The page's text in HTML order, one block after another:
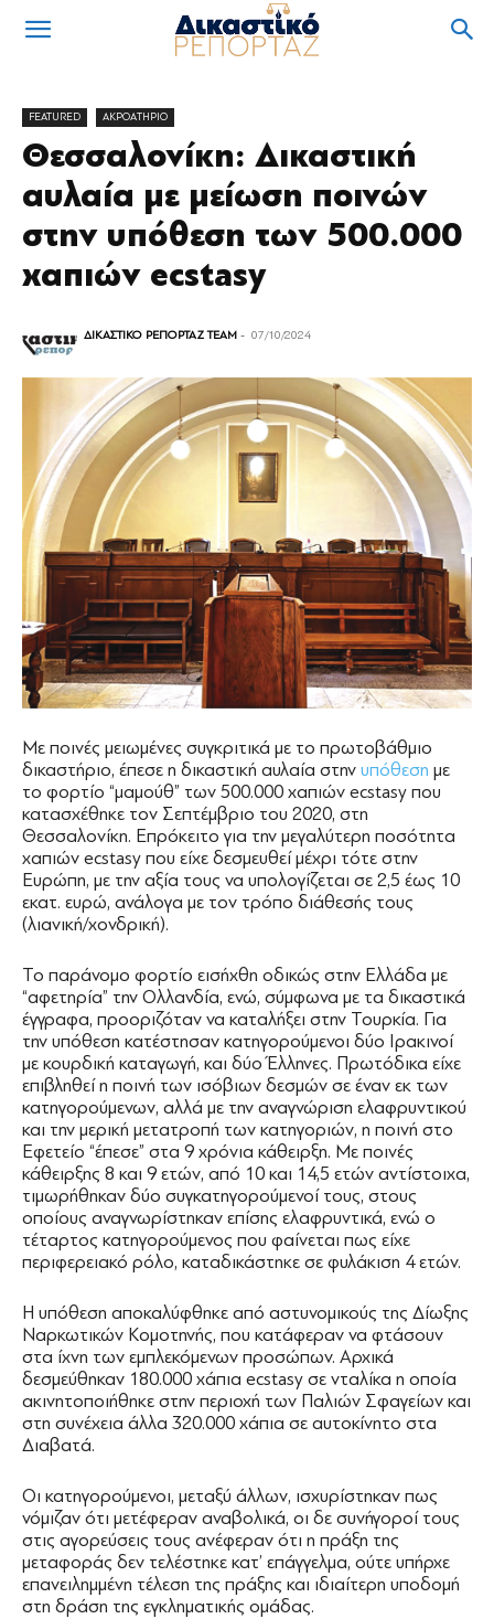
FEATURED ΑΚΡΟΑΤΗΡΙΟ
Θεσσαλονίκη: Δικαστική
αυλαία με μείωση ποινών
στην υπόθεση των 500.000
χαπιών ecstasy
ΔΙΚΑΣΤΙΚΟ ΡΕΠΟΡΤΑΖ TEAM - 07/10/2024
Με ποινές μειωμένες συγκριτικά με το πρωτοβάθμιο
δικαστήριο, έπεσε η δικαστική αυλαία στην υπόθεση με
το φορτίο “μαμούθ” των 500.000 χαπιών ecstasy που
κατασχέθηκε τον Σεπτέμβριο του 2020, στη
Θεσσαλονίκη. Επρόκειτο για την μεγαλύτερη ποσότητα
χαπιών ecstasy που είχε δεσμευθεί μέχρι τότε στην
Ευρώπη, με την αξία τους να υπολογίζεται σε 2,5 έως 10
εκατ. ευρώ, ανάλογα με τον τρόπο διάθεσής τους
(λιανική/χονδρική).
Το παράνομο φορτίο εισήχθη οδικώς στην Ελλάδα με
“αφετηρία” την Ολλανδία, ενώ, σύμφωνα με τα δικαστικά
έγγραφα, προοριζόταν να καταλήξει στην Τουρκία. Για
την υπόθεση κατέστησαν κατηγορούμενοι δύο Ιρακινοί
με κουρδική καταγωγή, και δύο Έλληνες. Πρωτόδικα είχε
επιβληθεί η ποινή των ισόβιων δεσμών σε έναν εκ των
κατηγορούμενων, αλλά με την αναγνώριση ελαφρυντικού
και την μερική μετατροπή των κατηγοριών, η ποινή στο
Εφετείο “έπεσε” στα 9 χρόνια κάθειρξη. Με ποινές
κάθειρξης 8 και 9 ετών, από 10 και 14,5 ετών αντίστοιχα,
τιμωρήθηκαν δύο συγκατηγορούμενοί τους, στους
οποίους αναγνωρίστηκαν επίσης ελαφρυντικά, ενώ ο
τέταρτος κατηγορούμενος που φαίνεται πως είχε
περιφερειακό ρόλο, καταδικάστηκε σε φυλάκιση 4 ετών.
Η υπόθεση αποκαλύφθηκε από αστυνομικούς της Δίωξης
Ναρκωτικών Κομοτηνής, που κατάφεραν να φτάσουν
στα ίχνη των εμπλεκόμενων προσώπων. Αρχικά
δεσμεύθηκαν 180.000 χάπια ecstasy σε νταλίκα η οποία
ακινητοποιήθηκε στην περιοχή των Παλιών Σφαγείων και
στη συνέχεια άλλα 320.000 χάπια σε αυτοκίνητο στα
Διαβατά.
Οι κατηγορούμενοι, μεταξύ άλλων, ισχυρίστηκαν πως
νόμιζαν ότι μετέφεραν αναβολικά, οι δε συνήγοροί τους
στις αγορεύσεις τους ανέφεραν ότι η πράξη της
μεταφοράς δεν τελέστηκε κατ’ επάγγελμα, ούτε υπήρχε
επανειλημμένη τέλεση της πράξης και ιδιαίτερη υποδομή
στη δράση της εγκληματικής ομάδας.